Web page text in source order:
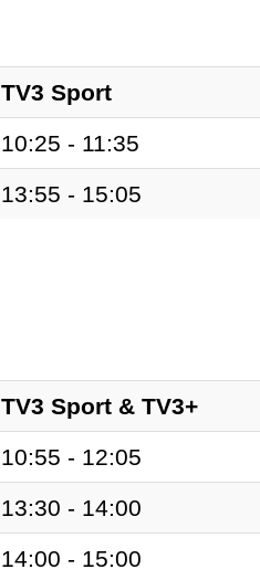
TV3 Sport
10:25 - 11:35
13:55 - 15:05
TV3 Sport & TV3+
10:55 - 12:05
13:30 - 14:00
14:00 - 15:00